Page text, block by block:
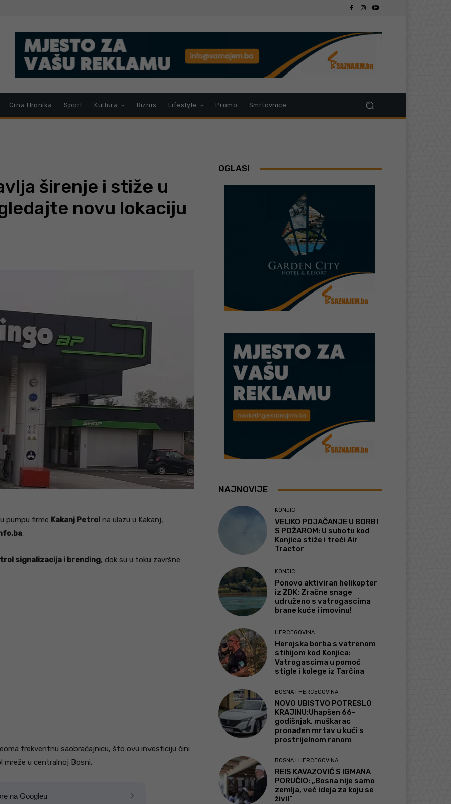
Crna Hronika Sport Kultura Biznis Lifestyle Promo Smrtovnice
širenje i stiže u
novu lokaciju
pumpu firme Kakanj Petrol na ulazu u Kakanj,
.
signalizacija i brending, dok su u toku završne
frekventnu saobraćajnicu, što ovu investiciju čini
mreže u centralnoj Bosni.
na Googleu
OGLASI
NAJNOVIJE
KONJIC
VELIKO POJAČANJE U BORBI
S POŽAROM: U subotu kod
Konjica stiže i treći Air
Tractor
KONJIC
Ponovo aktiviran helikopter
iz ZDK: Zračne snage
udruženo s vatrogascima
brane kuće i imovinu!
HERCEGOVINA
Herojska borba s vatrenom
stihijom kod Konjica:
Vatrogascima u pomoć
stigle i kolege iz Tarčina
BOSNA I HERCEGOVINA
NOVO UBISTVO POTRESLO
KRAJINU:Uhapšen 66-
godišnjak, muškarac
pronađen mrtav u kući s
prostrijelnom ranom
BOSNA I HERCEGOVINA
REIS KAVAZOVIĆ S IGMANA
PORUČIO: „Bosna nije samo
zemlja, već ideja za koju se
živi!“